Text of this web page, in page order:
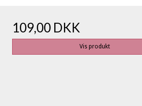
109,00 DKK
Vis produkt